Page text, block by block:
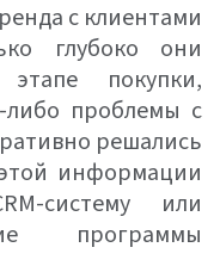
с клиентами
глубоко они
покупки,
либо проблемы с
решались
информации
систему или
программы